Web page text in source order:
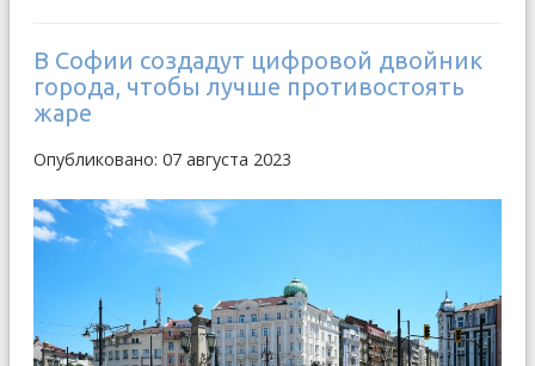
В Софии создадут цифровой двойник
города, чтобы лучше противостоять
жаре
Опубликовано: 07 августа 2023